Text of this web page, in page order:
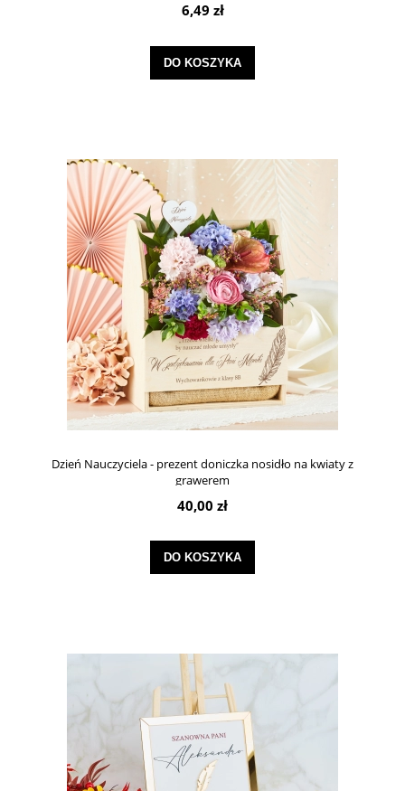
6,49 zł
DO KOSZYKA
Dzień Nauczyciela - prezent doniczka nosidło na kwiaty z
grawerem
40,00 zł
DO KOSZYKA